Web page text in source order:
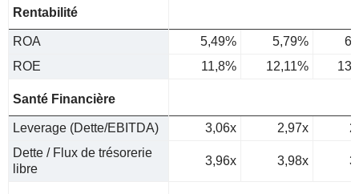
Rentabilité
ROA 5,49% 5,79%
ROE
11,8% 12,11%
Santé Financière
Leverage (Dette/EBITDA) 3,06x 2,97x
Dette / Flux de trésorerie
libre
3,96x 3,98x